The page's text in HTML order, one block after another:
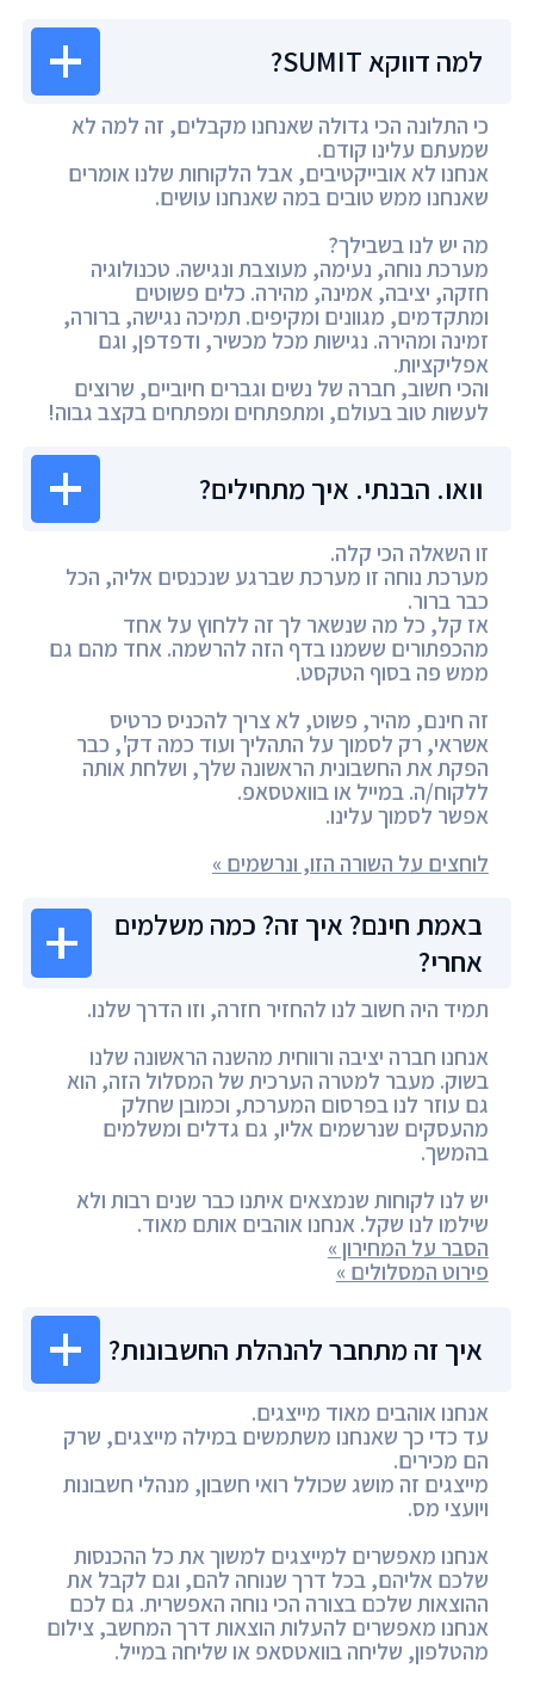
למה דווקא SUMIT?
כי התלונה הכי גדולה שאנחנו מקבלים, זה למה לא
שמעתם עלינו קודם.
אנחנו לא אובייקטיבים, אבל הלקוחות שלנו אומרים
שאנחנו ממש טובים במה שאנחנו עושים.
מה יש לנו בשבילך?
מערכת נוחה, נעימה, מעוצבת ונגישה. טכנולוגיה
חזקה, יציבה, אמינה, מהירה. כלים פשוטים
ומתקדמים, מגוונים ומקיפים. תמיכה נגישה, ברורה,
זמינה ומהירה. נגישות מכל מכשיר, ודפדפן, וגם
אפליקציות.
והכי חשוב, חברה של נשים וגברים חיוביים, שרוצים
לעשות טוב בעולם, ומתפתחים ומפתחים בקצב גבוה!
וואו. הבנתי. איך מתחילים?
זו השאלה הכי קלה.
מערכת נוחה זו מערכת שברגע שנכנסים אליה, הכל
כבר ברור.
אז קל, כל מה שנשאר לך זה ללחוץ על אחד
מהכפתורים ששמנו בדף הזה להרשמה. אחד מהם גם
ממש פה בסוף הטקסט.
זה חינם, מהיר, פשוט, לא צריך להכניס כרטיס
אשראי, רק לסמוך על התהליך ועוד כמה דק', כבר
הפקת את החשבונית הראשונה שלך, ושלחת אותה
ללקוח/ה. במייל או בוואטסאפ.
אפשר לסמוך עלינו.
לוחצים על השורה הזו, ונרשמים »
באמת חינם? איך זה? כמה משלמים
אחרי?
תמיד היה חשוב לנו להחזיר חזרה, וזו הדרך שלנו.
אנחנו חברה יציבה ורווחית מהשנה הראשונה שלנו
בשוק. מעבר למטרה הערכית של המסלול הזה, הוא
גם עוזר לנו בפרסום המערכת, וכמובן שחלק
מהעסקים שנרשמים אליו, גם גדלים ומשלמים
בהמשך.
יש לנו לקוחות שנמצאים איתנו כבר שנים רבות ולא
שילמו לנו שקל. אנחנו אוהבים אותם מאוד.
הסבר על המחירון »
פירוט המסלולים »
איך זה מתחבר להנהלת החשבונות?
אנחנו אוהבים מאוד מייצגים.
עד כדי כך שאנחנו משתמשים במילה מייצגים, שרק
הם מכירים.
מייצגים זה מושג שכולל רואי חשבון, מנהלי חשבונות
ויועצי מס.
אנחנו מאפשרים למייצגים למשוך את כל ההכנסות
שלכם אליהם, בכל דרך שנוחה להם, וגם לקבל את
ההוצאות שלכם בצורה הכי נוחה האפשרית. גם לכם
אנחנו מאפשרים להעלות הוצאות דרך המחשב, צילום
מהטלפון, שליחה בוואטסאפ או שליחה במייל.